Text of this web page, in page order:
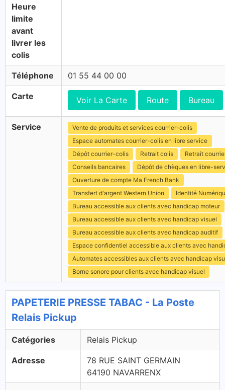
Heure
limite
avant
livrer les
colis
Téléphone 01 55 44 00 00
Carte Voir La Carte Route Bureau
Service
Vente de produits et services courrier-colis
Espace automates courrier-colis en libre service
Dépôt courrier-colis
Retrait colis
Retrait
Conseils bancaires
Dépôt de chèques en libre-
Ouverture de compte Ma French Bank
Transfert d'argent Western Union
Identité
Bureau accessible aux clients avec handicap moteur
Bureau accessible aux clients avec handicap visuel
Bureau accessible aux clients avec handicap auditif
Espace confidentiel accessible aux clients avec
Automates accessibles aux clients avec handicap
Borne sonore pour clients avec handicap visuel
PAPETERIE PRESSE TABAC - La Poste
Relais Pickup
Catégories Relais Pickup
Adresse
78 RUE SAINT GERMAIN
64190 NAVARRENX